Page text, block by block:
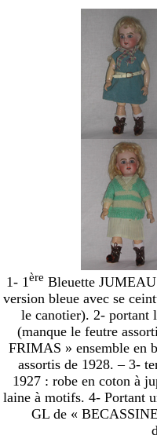
1- 1ère Bleuette
version bleue avec se
le canotier). 2- portant
(manque le feutre
FRIMAS » ensemble en
assortis de 1928. – 3-
1927 : robe en coton à
laine à motifs. 4- Portant
GL de «